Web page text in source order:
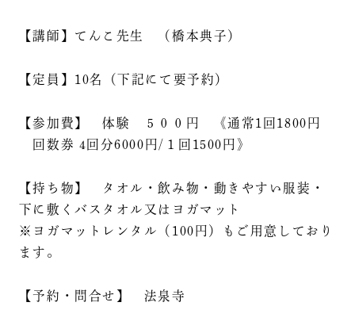
【講師】てんこ先生 （橋本典子）
【定員】10名（下記にて要予約）
【参加費】 体験 ５００円 《通常1回1800円
回数券 4回分6000円/１回1500円》
【持ち物】 タオル・飲み物・動きやすい服装・
下に敷くバスタオル又はヨガマット
※ヨガマットレンタル（100円）もご用意しており
ます。
【予約・問合せ】 法泉寺